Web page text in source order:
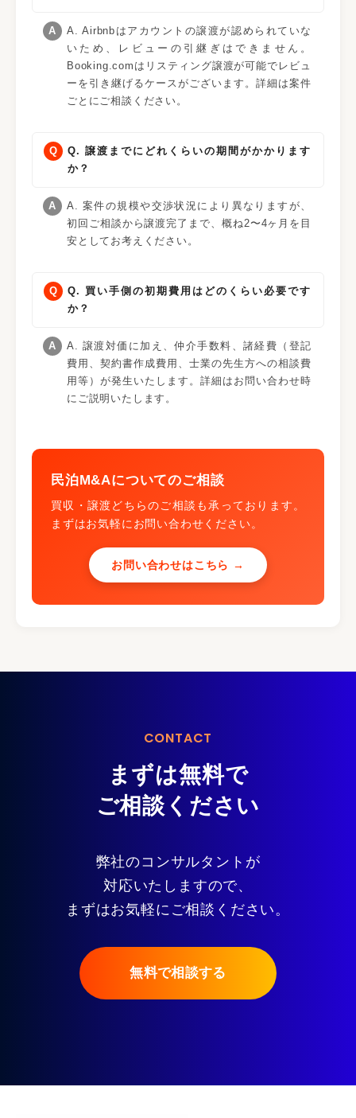
A. Airbnbはアカウントの譲渡が認められていな
いため、レビューの引継ぎはできません。
Booking.comはリスティング譲渡が可能でレビュ
ーを引き継げるケースがございます。詳細は案件
ごとにご相談ください。
Q. 譲渡までにどれくらいの期間がかかります
か？
A. 案件の規模や交渉状況により異なりますが、
初回ご相談から譲渡完了まで、概ね2〜4ヶ月を目
安としてお考えください。
Q. 買い手側の初期費用はどのくらい必要です
か？
A. 譲渡対価に加え、仲介手数料、諸経費（登記
費用、契約書作成費用、士業の先生方への相談費
用等）が発生いたします。詳細はお問い合わせ時
にご説明いたします。
民泊M&Aについてのご相談
買収・譲渡どちらのご相談も承っております。
まずはお気軽にお問い合わせください。
お問い合わせはこちら →
CONTACT
まずは無料で
ご相談ください
弊社のコンサルタントが
対応いたしますので、
まずはお気軽にご相談ください。
無料で相談する